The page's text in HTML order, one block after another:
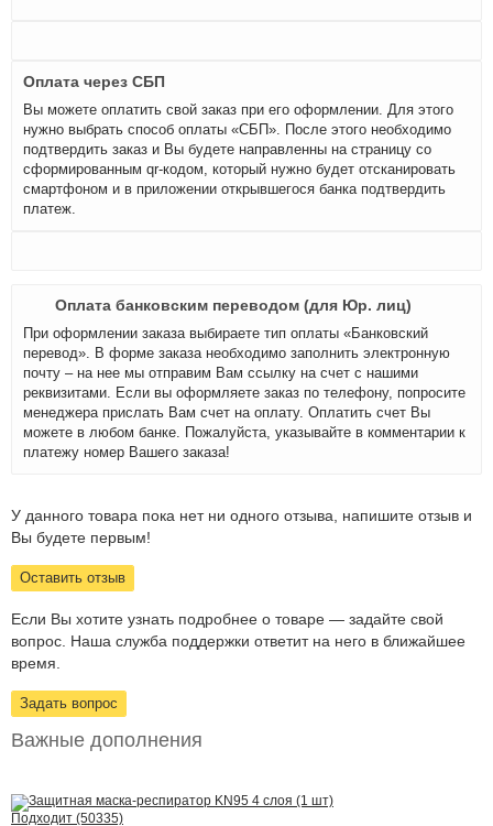
Оплата через СБП
Вы можете оплатить свой заказ при его оформлении. Для этого
нужно выбрать способ оплаты «СБП». После этого необходимо
подтвердить заказ и Вы будете направленны на страницу со
сформированным qr-кодом, который нужно будет отсканировать
смартфоном и в приложении открывшегося банка подтвердить
платеж.
Оплата банковским переводом (для Юр. лиц)
При оформлении заказа выбираете тип оплаты «Банковский
перевод». В форме заказа необходимо заполнить электронную
почту – на нее мы отправим Вам ссылку на счет с нашими
реквизитами. Если вы оформляете заказ по телефону, попросите
менеджера прислать Вам счет на оплату. Оплатить счет Вы
можете в любом банке. Пожалуйста, указывайте в комментарии к
платежу номер Вашего заказа!
У данного товара пока нет ни одного отзыва, напишите отзыв и
Вы будете первым!
Оставить отзыв
Если Вы хотите узнать подробнее о товаре — задайте свой
вопрос. Наша служба поддержки ответит на него в ближайшее
время.
Задать вопрос
Важные дополнения
Подходит (50335)